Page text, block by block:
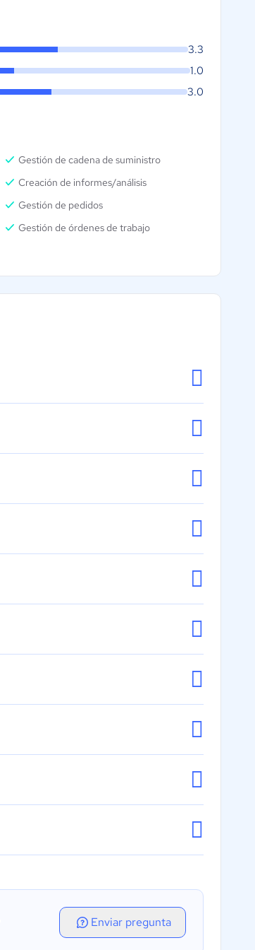
3.3
1.0
3.0
Gestión de cadena de suministro
Creación de informes/análisis
Gestión de pedidos
Gestión de órdenes de trabajo
Enviar pregunta